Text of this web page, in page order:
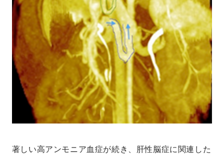
著しい高アンモニア血症が続き、肝性脳症に関連した